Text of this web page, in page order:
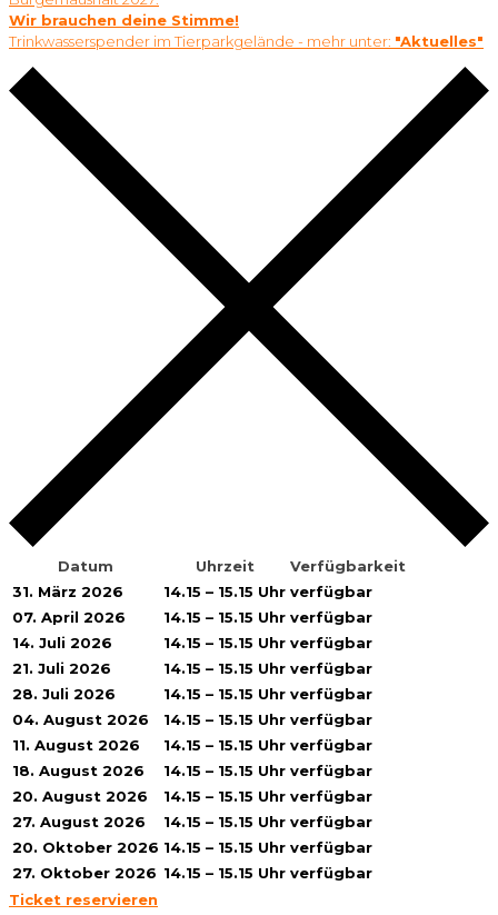
Wir brauchen deine Stimme!
Trinkwasserspender im Tierparkgelände - mehr unter: "Aktuelles"
Datum Uhrzeit
Verfügbarkeit
31. März 2026
14.15 – 15.15 Uhr verfügbar
07. April 2026
14.15 – 15.15 Uhr verfügbar
14. Juli 2026
14.15 – 15.15 Uhr verfügbar
21. Juli 2026
14.15 – 15.15 Uhr verfügbar
28. Juli 2026
14.15 – 15.15 Uhr verfügbar
04. August 2026
14.15 – 15.15 Uhr verfügbar
11. August 2026
14.15 – 15.15 Uhr verfügbar
18. August 2026
14.15 – 15.15 Uhr verfügbar
20. August 2026
14.15 – 15.15 Uhr verfügbar
27. August 2026
14.15 – 15.15 Uhr verfügbar
20. Oktober 2026 14.15 – 15.15 Uhr verfügbar
27. Oktober 2026 14.15 – 15.15 Uhr verfügbar
Ticket reservieren